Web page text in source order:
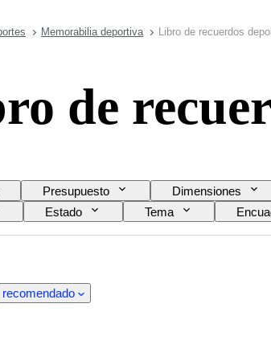
Memorabilia deportiva Libro de recuerdos
de
Presupuesto Dimensiones
Estado Tema
recomendado